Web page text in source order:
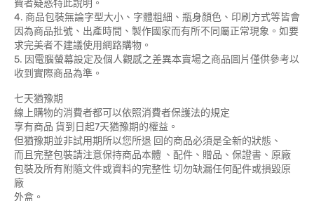
費者疑惑特此說明。
4. 商品包裝無論字型大小、字體粗細、瓶身顏色、印刷方式等皆會
因為商品批號、出產時間、製作國家而有所不同屬正常現象。如要
求完美者不建議使用網路購物。
5. 因電腦螢幕設定及個人觀感之差異本賣場之商品圖片僅供參考以
收到實際商品為準。
七天猶豫期
線上購物的消費者都可以依照消費者保護法的規定
享有商品 貨到日起7天猶豫期的權益。
但猶豫期並非試用期所以您所退 回的商品必須是全新的狀態、
而且完整包裝請注意保持商品本體 、配件、贈品、保證書、原廠
包裝及所有附隨文件或資料的完整性 切勿缺漏任何配件或損毀原
廠
外盒。